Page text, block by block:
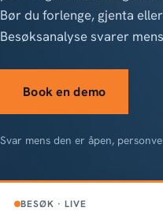
Bør du forlenge, gjenta
Besøksanalyse svarer
Book en demo
Svar mens den er åpen,
BESØK · LIVE